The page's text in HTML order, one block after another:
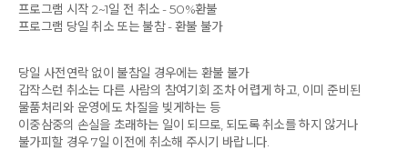
프로그램 시작 2~1일 전 취소 - 50%환불
프로그램 당일 취소 또는 불참 - 환불 불가
당일 사전연락 없이 불참일 경우에는 환불 불가
갑작스런 취소는 다른 사람의 참여기회 조차 어렵게 하고, 이미 준비된
물품처리와 운영에도 차질을 빚게하는 등
이중삼중의 손실을 초래하는 일이 되므로, 되도록 취소를 하지 않거나
불가피할 경우 7일 이전에 취소해 주시기 바랍니다.